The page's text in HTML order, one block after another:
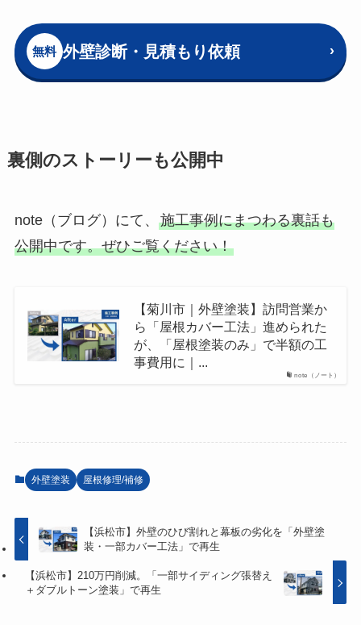
無料 外壁診断・見積もり依頼 ›
裏側のストーリーも公開中
note（ブログ）にて、 施工事例にまつわる裏話も
公開中です。ぜひご覧ください！
note（ノート）
【菊川市｜外壁塗装】訪問営業か
ら「屋根カバー工法」進められた
が、「屋根塗装のみ」で半額の工
事費用に｜...
外壁塗装 屋根修理/補修
【浜松市】外壁のひび割れと幕板の劣化を「外壁塗
装・一部カバー工法」で再生
【浜松市】210万円削減。「一部サイディング張替え
＋ダブルトーン塗装」で再生